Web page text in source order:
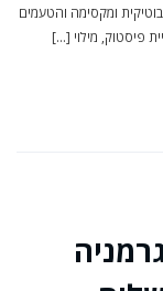
ומקסימה והטעמים